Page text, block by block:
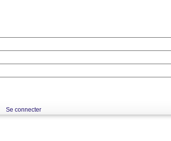
Se connecter